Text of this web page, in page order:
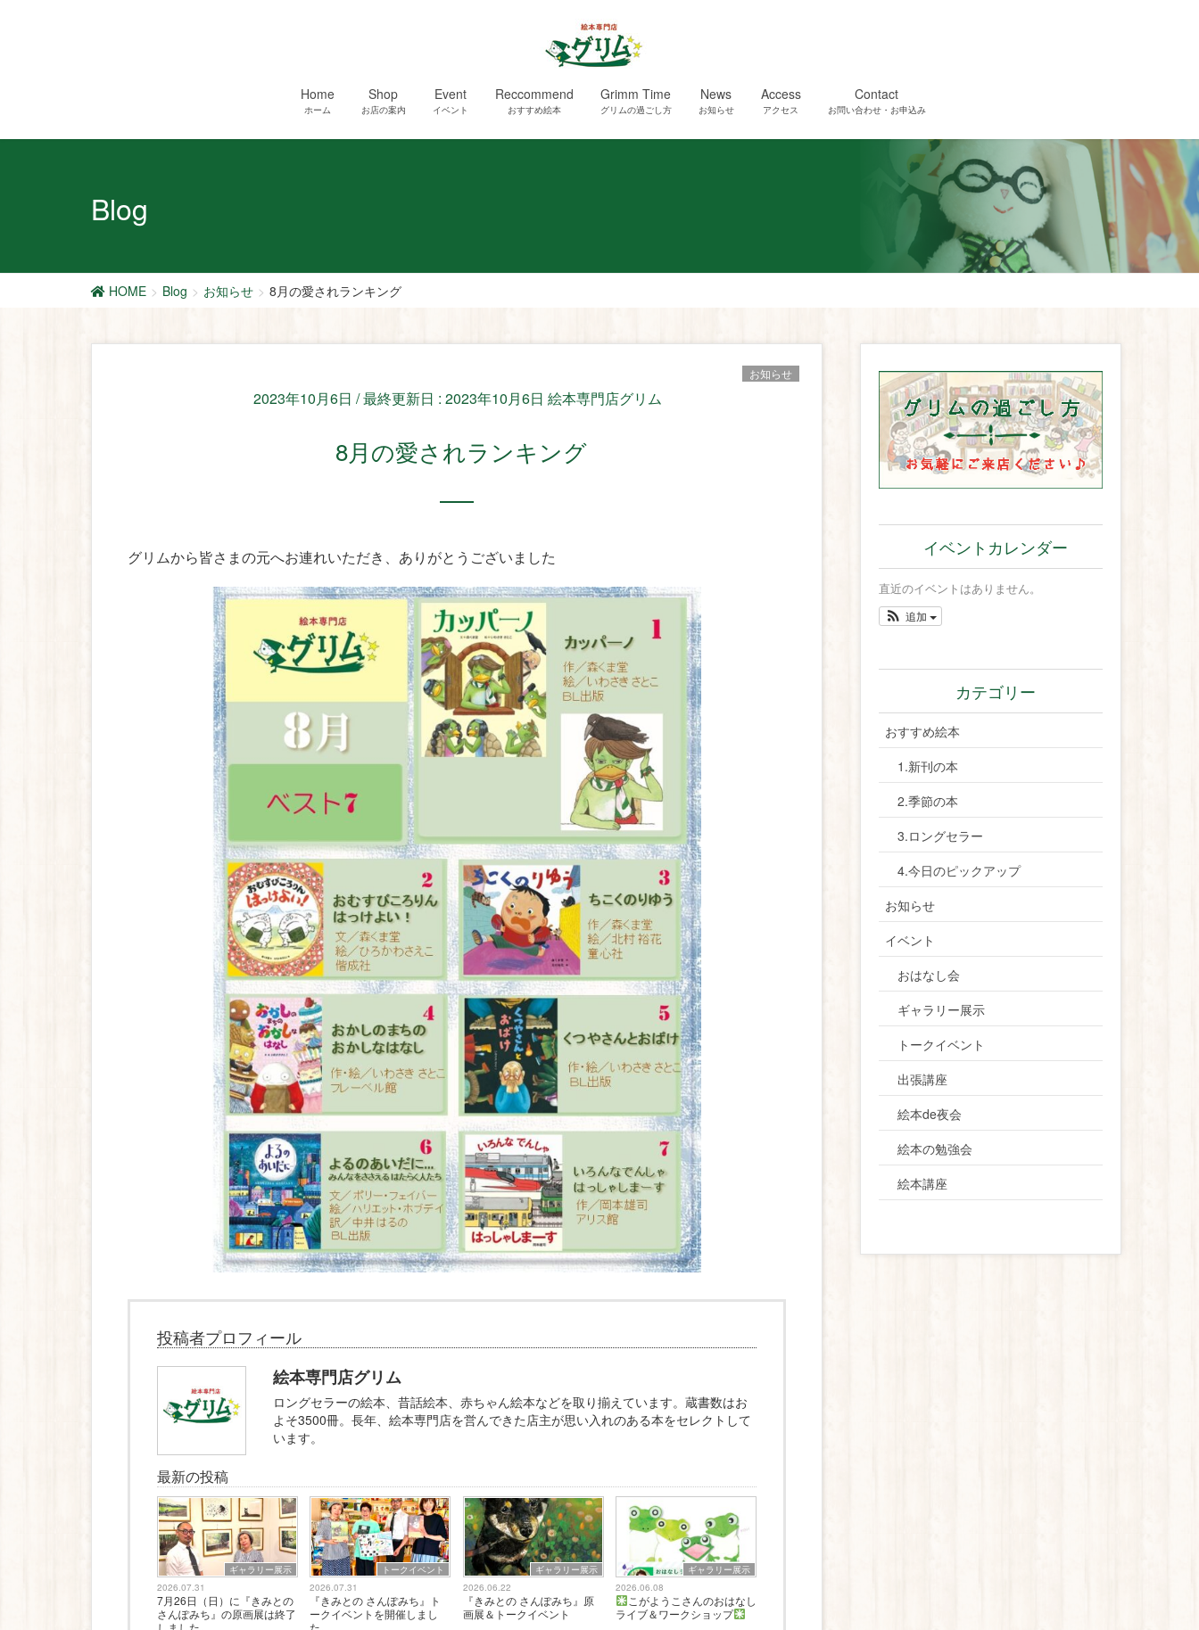
Home
ホーム
Shop
お店の案内
Event
イベント
Reccommend
おすすめ絵本
Grimm Time
グリムの過ごし方
News
お知らせ
Access
アクセス
Contact
お問い合わせ・お申込み
Blog
HOME Blog お知らせ 8月の愛されランキング
2023年10月6日 / 最終更新日 :2023年10月6日 絵本専門店グリム
お知らせ
8月の愛されランキング
グリムから皆さまの元へお連れいただき、ありがとうございました
投稿者プロフィール
絵本専門店グリム
ロングセラーの絵本、昔話絵本、赤ちゃん絵本などを取り揃えています。蔵書数はお
よそ3500冊。長年、絵本専門店を営んできた店主が思い入れのある本をセレクトして
います。
最新の投稿
ギャラリー展示
2026.07.31
7月26日（日）に『きみとの
さんぽみち』の原画展は終了
しました。
トークイベント
2026.07.31
『きみとの さんぽみち』ト
ークイベントを開催しまし
た。
ギャラリー展示
2026.06.22
『きみとの さんぽみち』原
画展＆トークイベント
ギャラリー展示
2026.06.08
こがようこさんのおはなし
ライブ＆ワークショップ
イベントカレンダー
直近のイベントはありません。
追加
カテゴリー
おすすめ絵本
1.新刊の本
2.季節の本
3.ロングセラー
4.今日のピックアップ
お知らせ
イベント
おはなし会
ギャラリー展示
トークイベント
出張講座
絵本de夜会
絵本の勉強会
絵本講座